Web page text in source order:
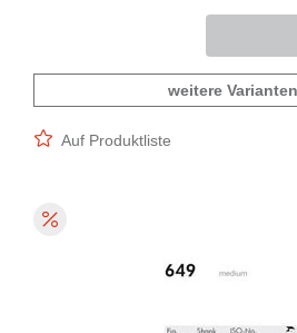
weitere Varianten
Auf Produktliste